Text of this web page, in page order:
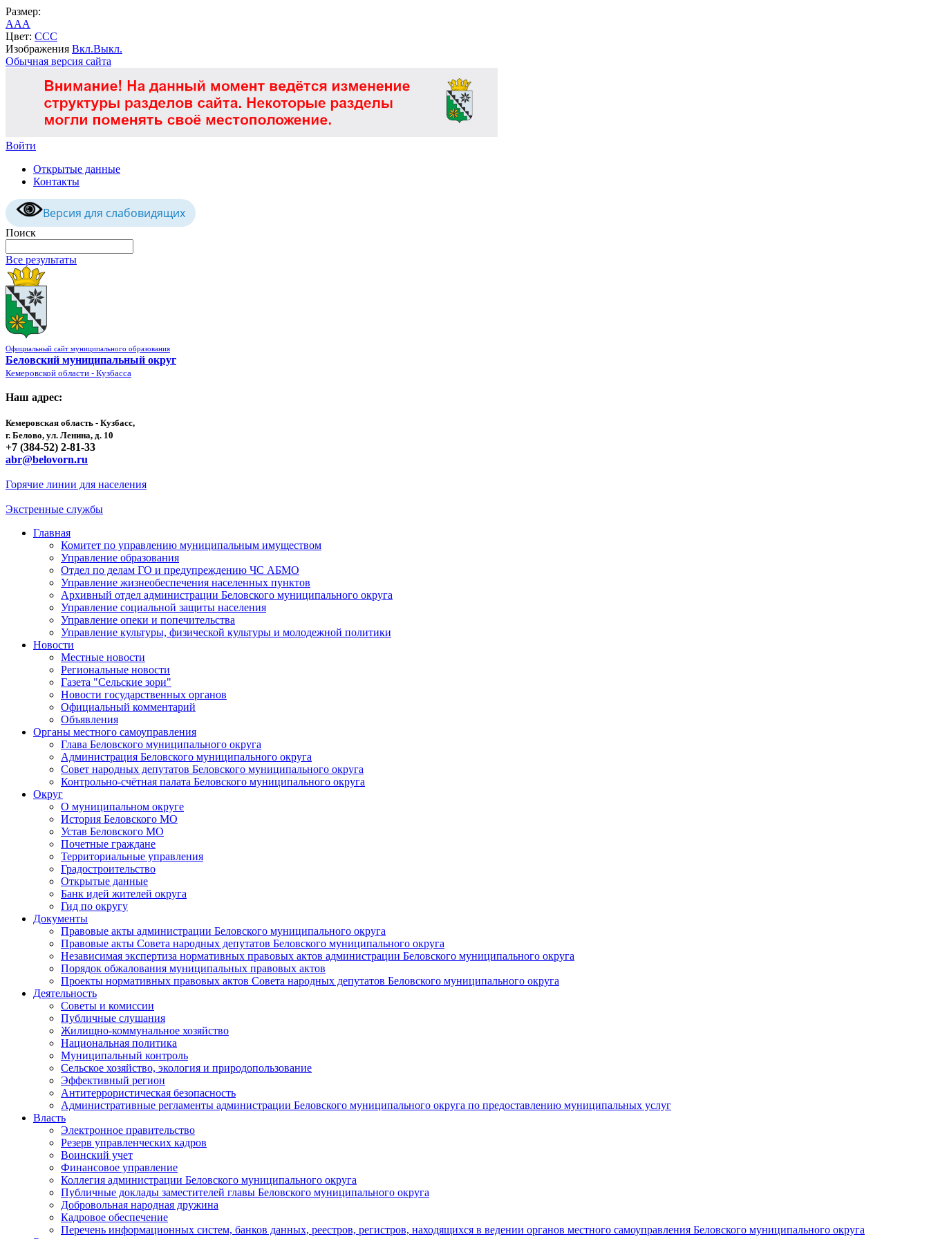
Размер:
AAA
Цвет: CCC
Изображения Вкл.Выкл.
Обычная версия сайта
Войти
Открытые данные
Контакты
Версия для слабовидящих
Поиск
Все результаты
Официальный сайт муниципального образования
Беловский муниципальный округ
Кемеровской области - Кузбасса
Наш адрес:
Кемеровская область - Кузбасс,
г. Белово, ул. Ленина, д. 10
+7 (384-52) 2-81-33
abr@belovorn.ru
Горячие линии для населения
Экстренные службы
Главная
Комитет по управлению муниципальным имуществом
Управление образования
Отдел по делам ГО и предупреждению ЧС АБМО
Управление жизнеобеспечения населенных пунктов
Архивный отдел администрации Беловского муниципального округа
Управление социальной защиты населения
Управление опеки и попечительства
Управление культуры, физической культуры и молодежной политики
Новости
Местные новости
Региональные новости
Газета "Сельские зори"
Новости государственных органов
Официальный комментарий
Объявления
Органы местного самоуправления
Глава Беловского муниципального округа
Администрация Беловского муниципального округа
Совет народных депутатов Беловского муниципального округа
Контрольно-счётная палата Беловского муниципального округа
Округ
О муниципальном округе
История Беловского МО
Устав Беловского МО
Почетные граждане
Территориальные управления
Градостроительство
Открытые данные
Банк идей жителей округа
Гид по округу
Документы
Правовые акты администрации Беловского муниципального округа
Правовые акты Совета народных депутатов Беловского муниципального округа
Независимая экспертиза нормативных правовых актов администрации Беловского муниципального округа
Порядок обжалования муниципальных правовых актов
Проекты нормативных правовых актов Совета народных депутатов Беловского муниципального округа
Деятельность
Советы и комиссии
Публичные слушания
Жилищно-коммунальное хозяйство
Национальная политика
Муниципальный контроль
Сельское хозяйство, экология и природопользование
Эффективный регион
Антитеррористическая безопасность
Административные регламенты администрации Беловского муниципального округа по предоставлению муниципальных услуг
Власть
Электронное правительство
Резерв управленческих кадров
Воинский учет
Финансовое управление
Коллегия администрации Беловского муниципального округа
Публичные доклады заместителей главы Беловского муниципального округа
Добровольная народная дружина
Кадровое обеспечение
Перечень информационных систем, банков данных, реестров, регистров, находящихся в ведении органов местного самоуправления Беловского муниципального округа